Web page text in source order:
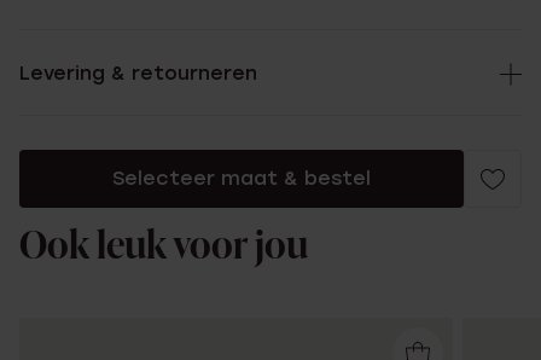
Levering & retourneren
Selecteer maat & bestel
Ook leuk voor jou